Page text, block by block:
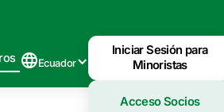
Ecuador
Iniciar Sesión para
Minoristas
Acceso Socios